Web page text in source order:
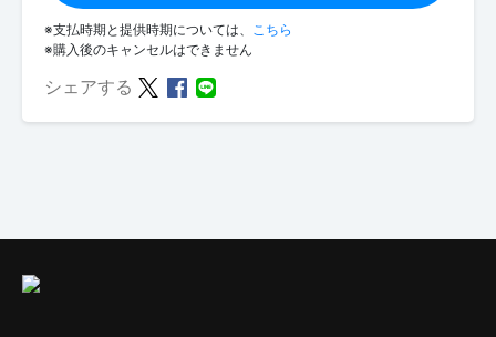
※支払時期と提供時期については、 こちら
※購入後のキャンセルはできません
シェアする